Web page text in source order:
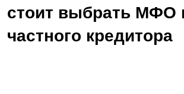
стоит выбрать МФО
частного кредитора